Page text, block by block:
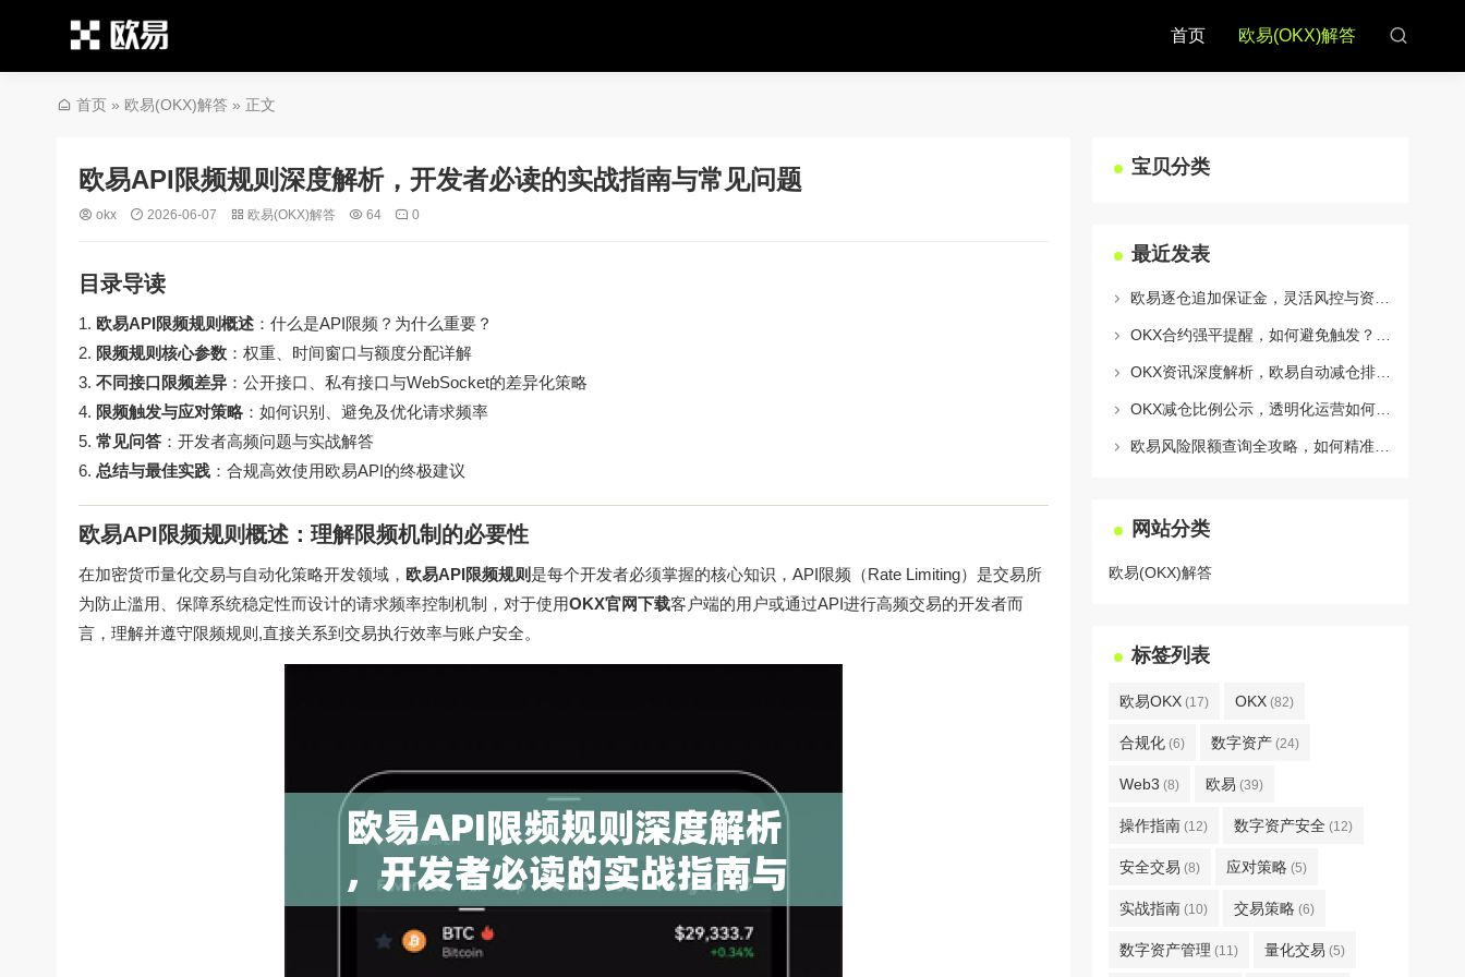
首页 欧易(OKX)解答
首页 » 欧易(OKX)解答 » 正文
欧易API限频规则深度解析，开发者必读的实战指南与常见问题
okx 2026-06-07 欧易(OKX)解答 64 0
目录导读
欧易API限频规则概述 ：什么是API限频？为什么重要？
限频规则核心参数 ：权重、时间窗口与额度分配详解
不同接口限频差异 ：公开接口、私有接口与WebSocket的差异化策略
限频触发与应对策略 ：如何识别、避免及优化请求频率
常见问答 ：开发者高频问题与实战解答
总结与最佳实践 ：合规高效使用欧易API的终极建议
欧易API限频规则概述：理解限频机制的必要性
在加密货币量化交易与自动化策略开发领域， 欧易API限频规则 是每个开发者必须掌握的核心知识，API限频（Rate Limiting）是交易所
为防止滥用、保障系统稳定性而设计的请求频率控制机制，对于使用OKX官网下载客户端的用户或通过API进行高频交易的开发者而
言，理解并遵守限频规则,直接关系到交易执行效率与账户安全。
宝贝分类
最近发表
网站分类
欧易(OKX)解答
标签列表
欧易OKX (17) OKX (82)
合规化 (6) 数字资产 (24)
Web3 (8) 欧易 (39)
操作指南 (12) 数字资产安全 (12)
安全交易 (8) 应对策略 (5)
实战指南 (10) 交易策略 (6)
数字资产管理 (11) 量化交易 (5)